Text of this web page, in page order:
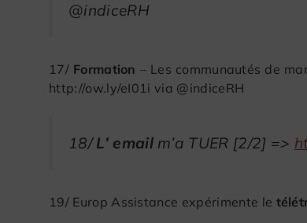
@indiceRH
17/ Formation – Les communautés de
http://ow.ly/eI01i via @indiceRH
18/L’ emailm’a TUER [2/2] =>
19/ Europ Assistance expérimente le